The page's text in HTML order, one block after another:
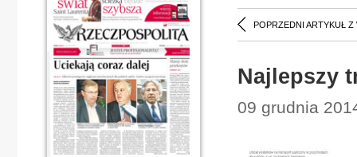
POPRZEDNI ARTYKUŁ Z
Najlepszy
09 grudnia